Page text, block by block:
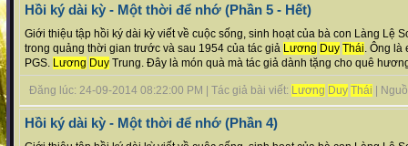
Hồi ký dài kỳ - Một thời để nhớ (Phần 5 - Hết)
Giới thiệu tập hồi ký dài kỳ viết về cuộc sống, sinh hoạt của bà con Làng Lệ
trong quảng thời gian trước và sau 1954 của tác giả Lương Duy Thái . Ông
PGS. Lương Duy Trung. Đây là món quà mà tác giả dành tặng cho quê
Đăng lúc: 24-09-2014 08:22:00 PM | Tác giả bài viết: Lương Duy Thái |
Hồi ký dài kỳ - Một thời để nhớ (Phần 4)